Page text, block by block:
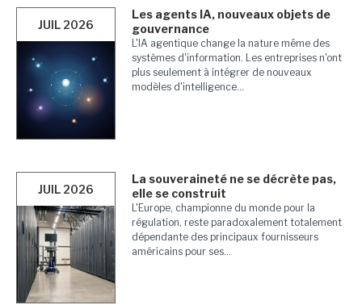
JUIL 2026
Les agents IA, nouveaux objets de
gouvernance
L'IA agentique change la nature même des
systèmes d'information. Les entreprises n'ont
plus seulement à intégrer de nouveaux
modèles d'intelligence...
JUIL 2026
La souveraineté ne se décrète pas,
elle se construit
L'Europe, championne du monde pour la
régulation, reste paradoxalement totalement
dépendante des principaux fournisseurs
américains pour ses...